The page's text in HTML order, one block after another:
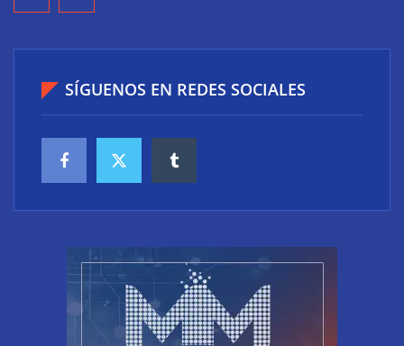
flotas comerciales en España
SÍGUENOS EN REDES SOCIALES